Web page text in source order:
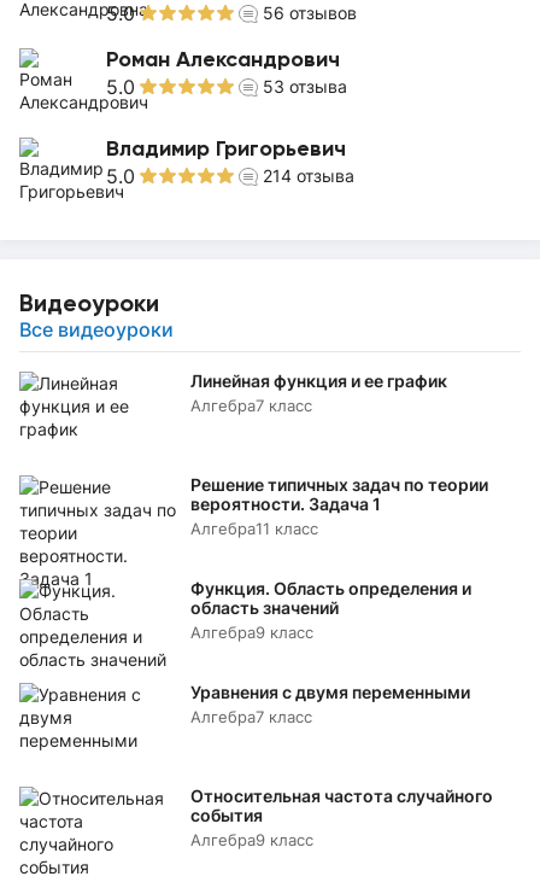
5.0 56 отзывов
Роман Александрович
5.0 53 отзыва
Владимир Григорьевич
5.0 214 отзыва
Видеоуроки
Все видеоуроки
Линейная функция и ее график
Алгебра7 класс
Решение типичных задач по теории
вероятности. Задача 1
Алгебра11 класс
Функция. Область определения и
область значений
Алгебра9 класс
Уравнения с двумя переменными
Алгебра7 класс
Относительная частота случайного
события
Алгебра9 класс